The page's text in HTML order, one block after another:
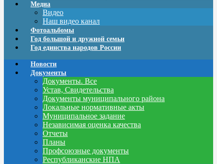
Медиа
Видео
Наш видео канал
Фотоальбомы
Год большой и дружной семьи
Год единства народов России
Новости
Документы
Документы. Все
Устав, Свидетельства
Документы муниципального района
Локальные нормативные акты
Муниципальное задание
Независимая оценка качества
Отчеты
Планы
Профсоюзные документы
Республиканские НПА